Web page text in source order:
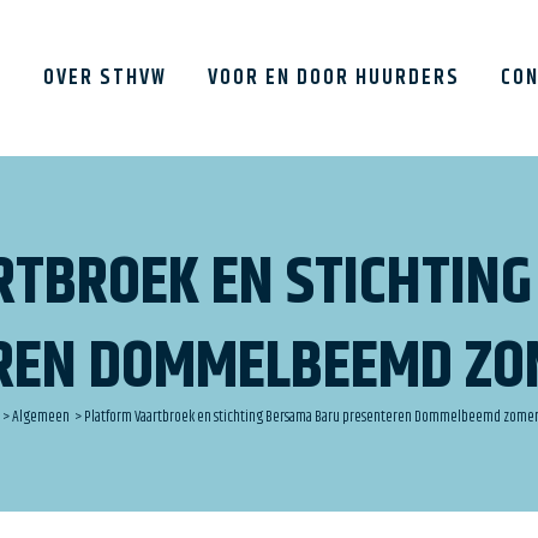
OVER STHVW VOOR EN DOOR HUURDERS
en
Bewonerscommissie
(opzetten)
Actieve bewonerscommissies
en klankbordgroepen
Aansluiten bij een werkgroep
Nieuws
EN
DOMMELBEEMD
>Algemeen >Platform Vaartbroek en stichting Bersama Baru presenteren Dommelbeemd